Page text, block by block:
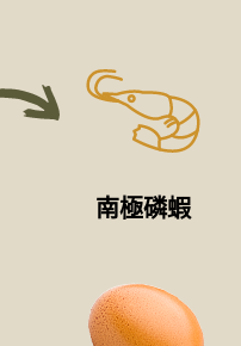
南極磷蝦